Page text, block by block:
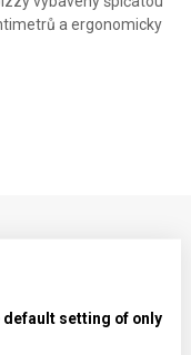
a ergonomicky
default setting of only